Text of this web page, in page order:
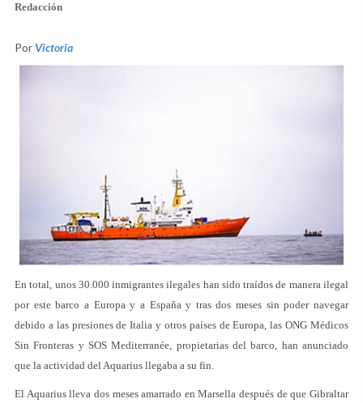
Redacción
Por Victoria
En total, unos 30.000 inmigrantes ilegales han sido traídos de manera ilegal
por este barco a Europa y a España y tras dos meses sin poder navegar
debido a las presiones de Italia y otros países de Europa, las ONG Médicos
Sin Fronteras y SOS Mediterranée, propietarias del barco, han anunciado
que la actividad del Aquarius llegaba a su fin.
El Aquarius lleva dos meses amarrado en Marsella después de que Gibraltar